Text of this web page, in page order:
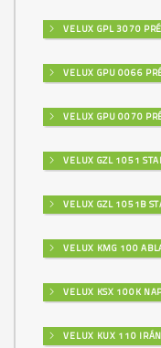
VELUX GPL 3070
VELUX GPU 0066
VELUX GPU 0070
VELUX GZL 1051
VELUX GZL 1051B
VELUX KMG 100
VELUX KSX 100K
VELUX KUX 110